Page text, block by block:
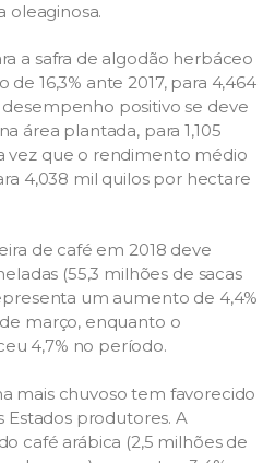
oleaginosa.
a safra de algodão herbáceo
16,3% ante 2017, para 4,464
positivo se deve
área plantada, para 1,105
vez que o rendimento médio
4,038 mil quilos por hectare
de café em 2018 deve
(55,3 milhões de sacas
um aumento de 4,4%
março, enquanto o
4,7% no período.
mais chuvoso tem favorecido
Estados produtores. A
café arábica (2,5 milhões de